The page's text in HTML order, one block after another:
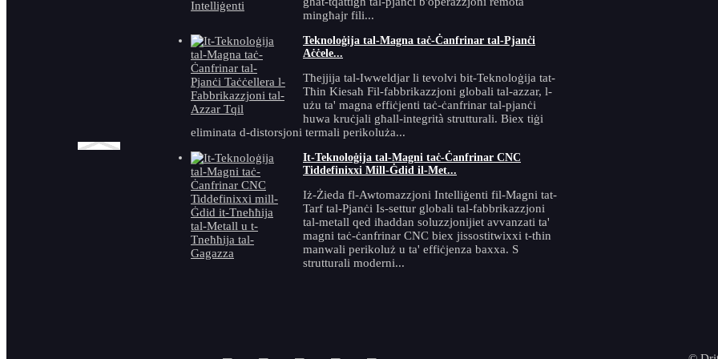
mingħajr fili...
Teknoloġija tal-Magna taċ-Ċanfrinar tal-Pjanċi
Aċċele...
Tħejjija tal-Iwweldjar li tevolvi bit-Teknoloġija tat-
Tħin Kiesaħ Fil-fabbrikazzjoni globali tal-azzar, l-
użu ta' magna effiċjenti taċ-ċanfrinar tal-pjanċi
huwa kruċjali għall-integrità strutturali. Biex tiġi
eliminata d-distorsjoni termali perikoluża...
It-Teknoloġija tal-Magni taċ-Ċanfrinar CNC
Tiddefinixxi Mill-Ġdid il-Met...
Iż-Żieda fl-Awtomazzjoni Intelliġenti fil-Magni tat-
Tarf tal-Pjanċi Is-settur globali tal-fabbrikazzjoni
tal-metall qed iħaddan soluzzjonijiet avvanzati ta'
magni taċ-ċanfrinar CNC biex jissostitwixxi t-tħin
manwali perikoluż u ta' effiċjenza baxxa. S
strutturali moderni...